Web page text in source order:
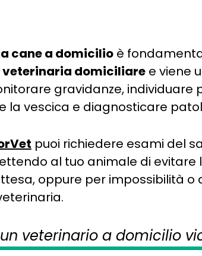
cane a domicilioè
domiciliaree viene
gravidanze, individuare
la vescica e diagnosticare
puoi richiedere esami del
al tuo animale di evitare
oppure per impossibilità o
veterinario a domicilio